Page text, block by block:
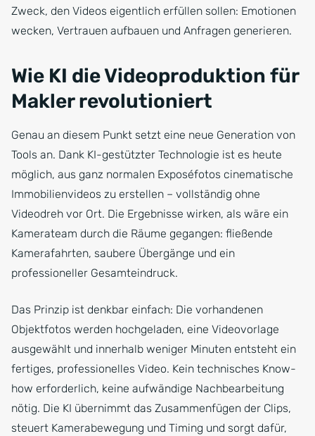
Zweck, den Videos eigentlich erfüllen sollen: Emotionen
wecken, Vertrauen aufbauen und Anfragen generieren.
Wie KI die Videoproduktion für
Makler revolutioniert
Genau an diesem Punkt setzt eine neue Generation von
Tools an. Dank KI-gestützter Technologie ist es heute
möglich, aus ganz normalen Exposéfotos cinematische
Immobilienvideos zu erstellen – vollständig ohne
Videodreh vor Ort. Die Ergebnisse wirken, als wäre ein
Kamerateam durch die Räume gegangen: fließende
Kamerafahrten, saubere Übergänge und ein
professioneller Gesamteindruck.
Das Prinzip ist denkbar einfach: Die vorhandenen
Objektfotos werden hochgeladen, eine Videovorlage
ausgewählt und innerhalb weniger Minuten entsteht ein
fertiges, professionelles Video. Kein technisches Know-
how erforderlich, keine aufwändige Nachbearbeitung
nötig. Die KI übernimmt das Zusammenfügen der Clips,
steuert Kamerabewegung und Timing und sorgt dafür,